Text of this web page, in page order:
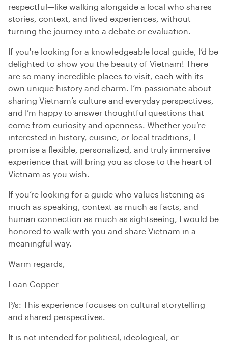
respectful—like walking alongside a local who shares
stories, context, and lived experiences, without
turning the journey into a debate or evaluation.
If you're looking for a knowledgeable local guide, I’d be
delighted to show you the beauty of Vietnam! There
are so many incredible places to visit, each with its
own unique history and charm. I’m passionate about
sharing Vietnam’s culture and everyday perspectives,
and I’m happy to answer thoughtful questions that
come from curiosity and openness. Whether you’re
interested in history, cuisine, or local traditions, I
promise a flexible, personalized, and truly immersive
experience that will bring you as close to the heart of
Vietnam as you wish.
If you’re looking for a guide who values listening as
much as speaking, context as much as facts, and
human connection as much as sightseeing, I would be
honored to walk with you and share Vietnam in a
meaningful way.
Warm regards,
Loan Copper
P/s: This experience focuses on cultural storytelling
and shared perspectives.
It is not intended for political, ideological, or